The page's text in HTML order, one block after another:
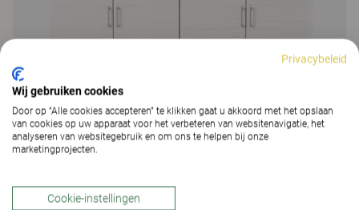
Privacybeleid
Wij gebruiken cookies
Door op “Alle cookies accepteren” te klikken gaat u akkoord met het opslaan
van cookies op uw apparaat voor het verbeteren van websitenavigatie, het
analyseren van websitegebruik en om ons te helpen bij onze
marketingprojecten.
Cookie-instellingen